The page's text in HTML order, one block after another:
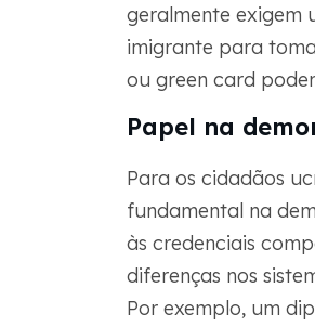
geralmente exigem
imigrante para
ou green card
Papel na
Para os cidadãos
fundamental na
às credenciais
diferenças nos
Por exemplo, um